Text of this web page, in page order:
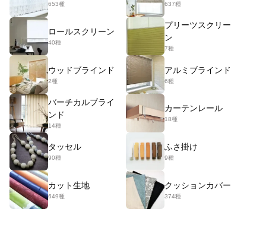
653種 637種
ロールスクリーン
40種
プリーツスクリー
ン
7種
ウッドブラインド
2種
アルミブラインド
6種
バーチカルブライ
ンド
14種
カーテンレール
18種
タッセル
90種
ふさ掛け
9種
カット生地
649種
クッションカバー
374種